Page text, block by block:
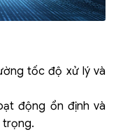
tốc độ xử lý và
động ổn định và
trọng.